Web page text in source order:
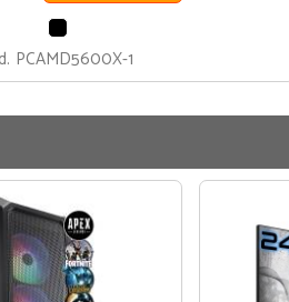
PCAMD5600X-1